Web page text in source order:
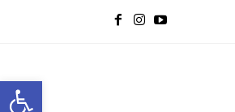
Open toolbar